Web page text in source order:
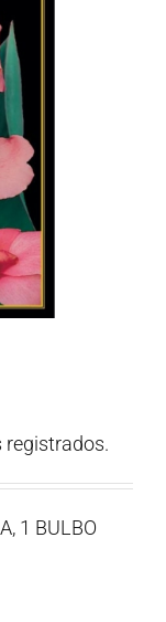
registrados.
1 BULBO